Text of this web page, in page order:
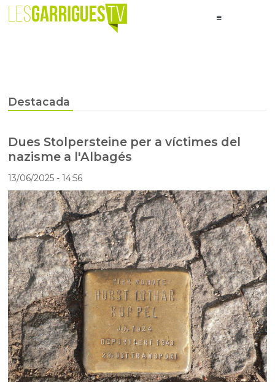
Destacada
Dues Stolpersteine per a víctimes del
nazisme a l'Albagés
13/06/2025- 14:56